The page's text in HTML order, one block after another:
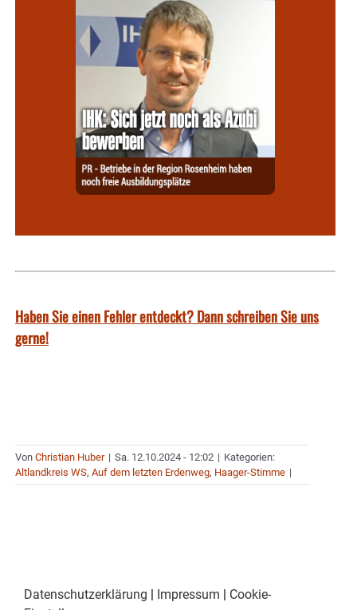
Haben Sie einen Fehler entdeckt? Dann schreiben Sie uns
gerne!
Von Christian Huber | Sa. 12.10.2024 - 12:02 | Kategorien:
Altlandkreis WS, Auf dem letzten Erdenweg, Haager-Stimme |
Datenschutzerklärung | Impressum | Cookie-